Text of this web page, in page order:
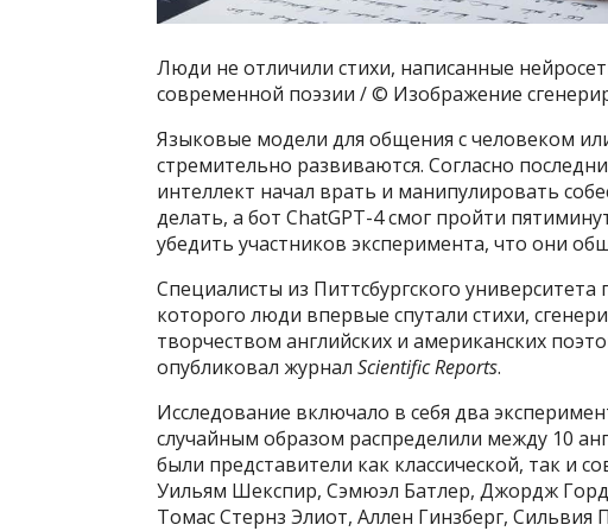
Люди не отличили стихи, написанные
современной поэзии / © Изображение
Языковые модели для общения с человеком
стремительно развиваются. Согласно
интеллект начал врать и манипулировать
делать, а бот ChatGPT-4 смог пройти
убедить участников эксперимента, что они
Специалисты из Питтсбургского
которого люди впервые спутали стихи,
творчеством английских и американских
опубликовал журнал Scientific Reports.
Исследование включало в себя два
случайным образом распределили между 10
были представители как классической, так и
Уильям Шекспир, Сэмюэл Батлер, Джордж
Томас Стернз Элиот, Аллен Гинзберг, Сильвия